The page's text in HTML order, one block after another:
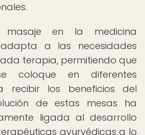
en la medicina
a las necesidades
terapia, permitiendo que
coloque en diferentes
recibir los beneficios del
de estas mesas ha
ligada al desarrollo
ayurvédicas a lo